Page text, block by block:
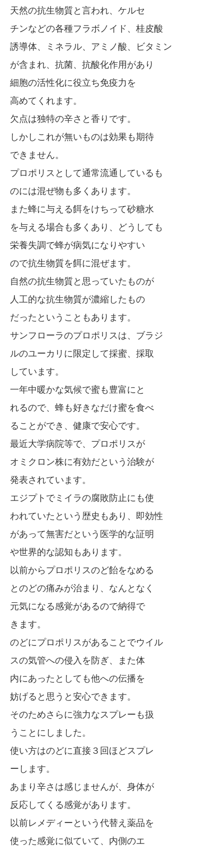
天然の抗生物質と言われ、ケルセ
チンなどの各種フラボノイド、桂皮酸
誘導体、ミネラル、アミノ酸、ビタミン
が含まれ、抗菌、抗酸化作用があり
細胞の活性化に役立ち免疫力を
高めてくれます。
欠点は独特の辛さと香りです。
しかしこれが無いものは効果も期待
できません。
プロポリスとして通常流通しているも
のには混ぜ物も多くあります。
また蜂に与える餌をけちって砂糖水
を与える場合も多くあり、どうしても
栄養失調で蜂が病気になりやすい
ので抗生物質を餌に混ぜます。
自然の抗生物質と思っていたものが
人工的な抗生物質が濃縮したもの
だったということもあります。
サンフローラのプロポリスは、ブラジ
ルのユーカリに限定して採蜜、採取
しています。
一年中暖かな気候で蜜も豊富にと
れるので、蜂も好きなだけ蜜を食べ
ることができ、健康で安心です。
最近大学病院等で、プロポリスが
オミクロン株に有効だという治験が
発表されています。
エジプトでミイラの腐敗防止にも使
われていたという歴史もあり、即効性
があって無害だという医学的な証明
や世界的な認知もあります。
以前からプロポリスのど飴をなめる
とのどの痛みが治まり、なんとなく
元気になる感覚があるので納得で
きます。
のどにプロポリスがあることでウイル
スの気管への侵入を防ぎ、また体
内にあったとしても他への伝播を
妨げると思うと安心できます。
そのためさらに強力なスプレーも扱
うことにしました。
使い方はのどに直接３回ほどスプレ
ーします。
あまり辛さは感じませんが、身体が
反応してくる感覚があります。
以前レメディーという代替え薬品を
使った感覚に似ていて、内側のエ